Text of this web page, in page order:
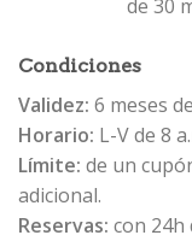
de 30
Condiciones
Validez: 6 meses
Horario: L-V de 8
Límite: de un
adicional.
Reservas: con 24h